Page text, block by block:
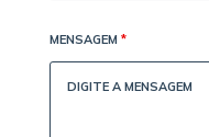
MENSAGEM *